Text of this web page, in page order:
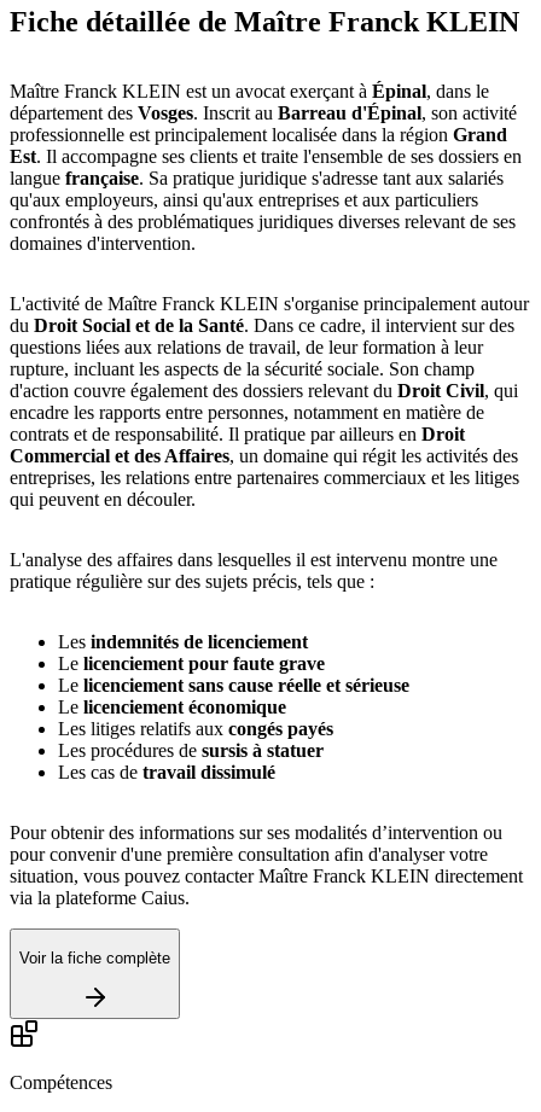
Fiche détaillée de Maître Franck KLEIN
Maître Franck KLEIN est un avocat exerçant à Épinal, dans le
département des Vosges. Inscrit au Barreau d'Épinal, son activité
professionnelle est principalement localisée dans la région Grand
Est. Il accompagne ses clients et traite l'ensemble de ses dossiers en
langue française. Sa pratique juridique s'adresse tant aux salariés
qu'aux employeurs, ainsi qu'aux entreprises et aux particuliers
confrontés à des problématiques juridiques diverses relevant de ses
domaines d'intervention.
L'activité de Maître Franck KLEIN s'organise principalement autour
du Droit Social et de la Santé. Dans ce cadre, il intervient sur des
questions liées aux relations de travail, de leur formation à leur
rupture, incluant les aspects de la sécurité sociale. Son champ
d'action couvre également des dossiers relevant du Droit Civil, qui
encadre les rapports entre personnes, notamment en matière de
contrats et de responsabilité. Il pratique par ailleurs en Droit
Commercial et des Affaires, un domaine qui régit les activités des
entreprises, les relations entre partenaires commerciaux et les litiges
qui peuvent en découler.
L'analyse des affaires dans lesquelles il est intervenu montre une
pratique régulière sur des sujets précis, tels que :
Les indemnités de licenciement
Le licenciement pour faute grave
Le licenciement sans cause réelle et sérieuse
Le licenciement économique
Les litiges relatifs aux congés payés
Les procédures de sursis à statuer
Les cas de travail dissimulé
Pour obtenir des informations sur ses modalités d’intervention ou
pour convenir d'une première consultation afin d'analyser votre
situation, vous pouvez contacter Maître Franck KLEIN directement
via la plateforme Caius.
Voir la fiche complète
Compétences